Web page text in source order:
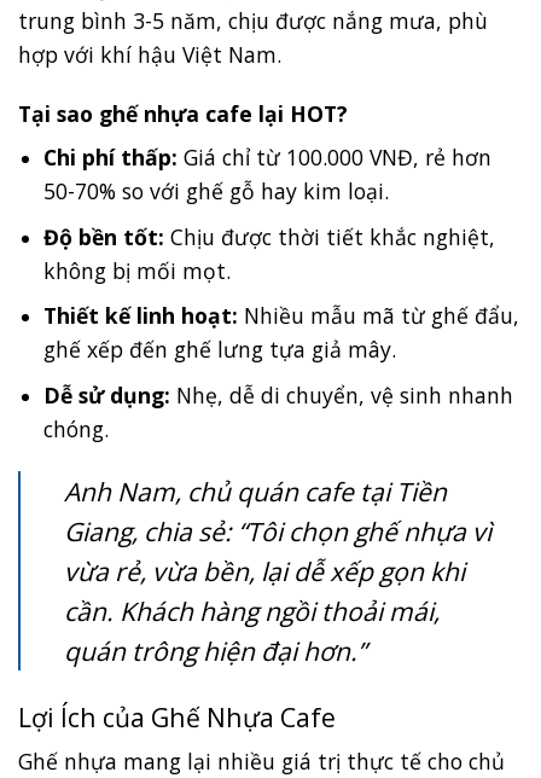
trung bình 3-5 năm, chịu được nắng mưa, phù
hợp với khí hậu Việt Nam.
Tại sao ghế nhựa cafe lại HOT?
Chi phí thấp: Giá chỉ từ 100.000 VNĐ, rẻ hơn
50-70% so với ghế gỗ hay kim loại.
Độ bền tốt: Chịu được thời tiết khắc nghiệt,
không bị mối mọt.
Thiết kế linh hoạt: Nhiều mẫu mã từ ghế đẩu,
ghế xếp đến ghế lưng tựa giả mây.
Dễ sử dụng: Nhẹ, dễ di chuyển, vệ sinh nhanh
chóng.
Anh Nam, chủ quán cafe tại Tiền
Giang, chia sẻ: “Tôi chọn ghế nhựa vì
vừa rẻ, vừa bền, lại dễ xếp gọn khi
cần. Khách hàng ngồi thoải mái,
quán trông hiện đại hơn.”
Lợi Ích của Ghế Nhựa Cafe
Ghế nhựa mang lại nhiều giá trị thực tế cho chủ